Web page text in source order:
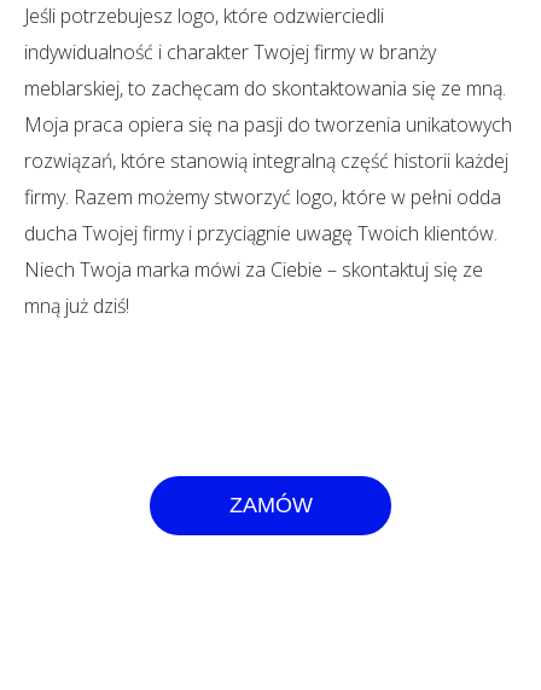
Jeśli potrzebujesz logo, które odzwierciedli
indywidualność i charakter Twojej firmy w branży
meblarskiej, to zachęcam do skontaktowania się ze mną.
Moja praca opiera się na pasji do tworzenia unikatowych
rozwiązań, które stanowią integralną część historii każdej
firmy. Razem możemy stworzyć logo, które w pełni odda
ducha Twojej firmy i przyciągnie uwagę Twoich klientów.
Niech Twoja marka mówi za Ciebie – skontaktuj się ze
mną już dziś!
ZAMÓW